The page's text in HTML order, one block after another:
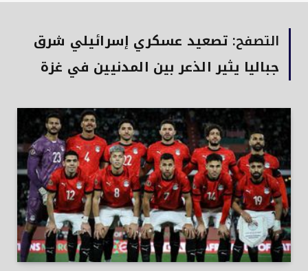
التصفح: تصعيد عسكري إسرائيلي شرق
جباليا يثير الذعر بين المدنيين في غزة